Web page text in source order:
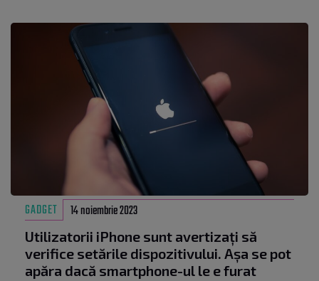
GADGET 14 noiembrie 2023
Utilizatorii iPhone sunt avertizați să
verifice setările dispozitivului. Așa se pot
apăra dacă smartphone-ul le e furat